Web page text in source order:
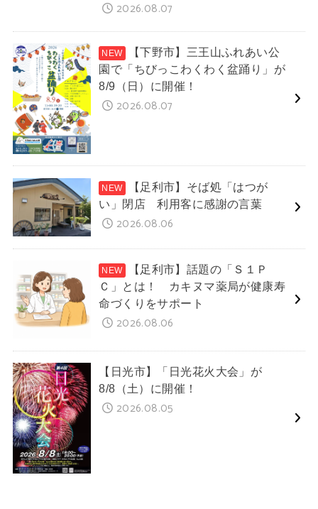
2026.08.07
【下野市】三王山ふれあい公
園で「ちびっこわくわく盆踊り」が
8/9（日）に開催！
2026.08.07
【足利市】そば処「はつが
い」閉店 利用客に感謝の言葉
2026.08.06
【足利市】話題の「Ｓ１Ｐ
Ｃ」とは！ カキヌマ薬局が健康寿
命づくりをサポート
2026.08.06
【日光市】「日光花火大会」が
8/8（土）に開催！
2026.08.05